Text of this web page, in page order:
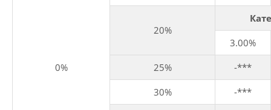
0%
20%
3.00%
25% -***
30% -***